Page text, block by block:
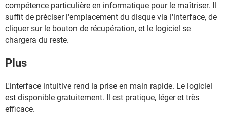
compétence particulière en informatique pour le maîtriser. Il
suffit de préciser l'emplacement du disque via l'interface, de
cliquer sur le bouton de récupération, et le logiciel se
chargera du reste.
Plus
L'interface intuitive rend la prise en main rapide. Le logiciel
est disponible gratuitement. Il est pratique, léger et très
efficace.